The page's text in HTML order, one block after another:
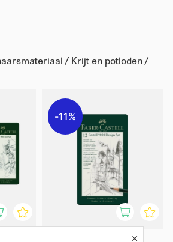
/ Krijt en potloden /
11%